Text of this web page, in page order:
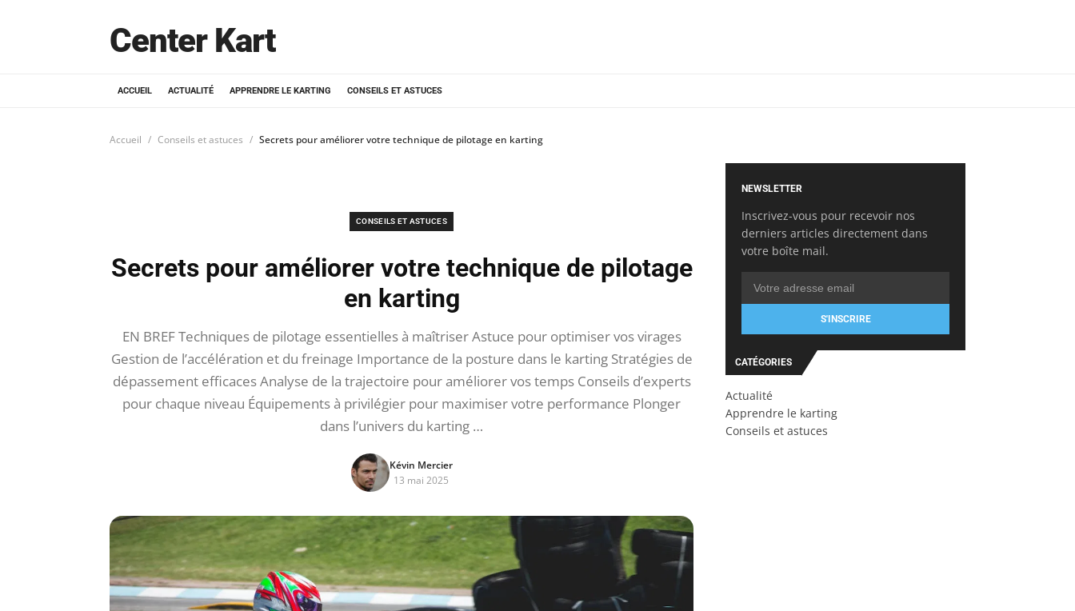
Center Kart
ACCUEIL ACTUALITÉ APPRENDRE LE KARTING CONSEILS ET ASTUCES
Accueil Conseils et astuces Secrets pour améliorer votre technique de pilotage en karting
CONSEILS ET ASTUCES
Secrets pour améliorer votre technique de pilotage
en karting
EN BREF Techniques de pilotage essentielles à maîtriser Astuce pour optimiser vos virages
Gestion de l’accélération et du freinage Importance de la posture dans le karting Stratégies de
dépassement efficaces Analyse de la trajectoire pour améliorer vos temps Conseils d’experts
pour chaque niveau Équipements à privilégier pour maximiser votre performance Plonger
dans l’univers du karting …
Kévin Mercier
13 mai 2025
NEWSLETTER
Inscrivez-vous pour recevoir nos
derniers articles directement dans
votre boîte mail.
S'INSCRIRE
CATÉGORIES
Actualité
Apprendre le karting
Conseils et astuces